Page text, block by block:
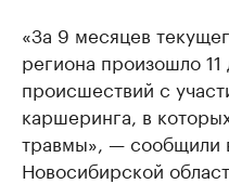
«За 9 месяцев
региона произошло
происшествий с
каршеринга, в
травмы», — сообщили
Новосибирской